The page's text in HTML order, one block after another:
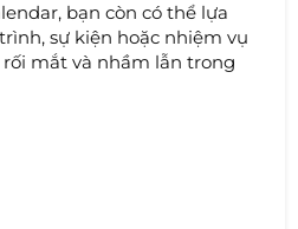
bạn còn có thể lựa
sự kiện hoặc nhiệm vụ
mắt và nhầm lẫn trong